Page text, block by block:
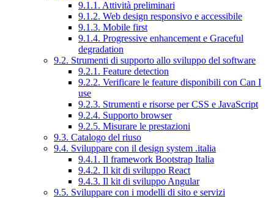
9.1.1. Attività preliminari
9.1.2. Web design responsivo e accessibile
9.1.3. Mobile first
9.1.4. Progressive enhancement e Graceful
degradation
9.2. Strumenti di supporto allo sviluppo del software
9.2.1. Feature detection
9.2.2. Verificare le feature disponibili con Can I
use
9.2.3. Strumenti e risorse per CSS e JavaScript
9.2.4. Supporto browser
9.2.5. Misurare le prestazioni
9.3. Catalogo del riuso
9.4. Sviluppare con il design system .italia
9.4.1. Il framework Bootstrap Italia
9.4.2. Il kit di sviluppo React
9.4.3. Il kit di sviluppo Angular
9.5. Sviluppare con i modelli di sito e servizi